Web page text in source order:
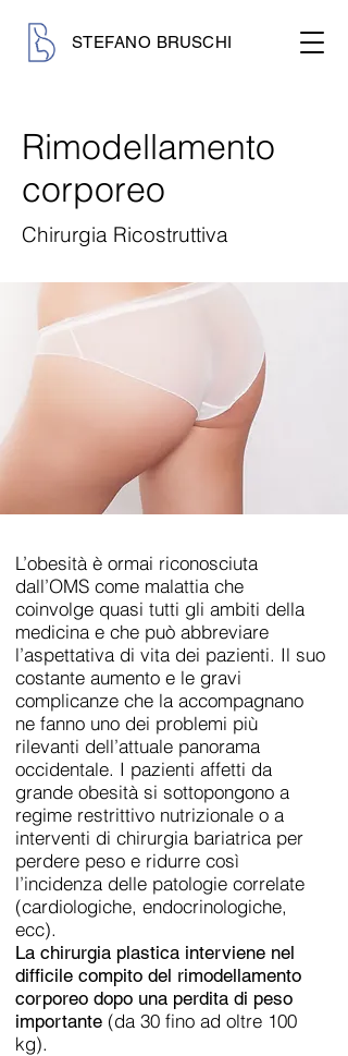
STEFANO BRUSCHI
Rimodellamento
corporeo
Chirurgia Ricostruttiva
L’obesità è ormai riconosciuta
dall’OMS come malattia che
coinvolge quasi tutti gli ambiti della
medicina e che può abbreviare
l’aspettativa di vita dei pazienti. Il suo
costante aumento e le gravi
complicanze che la accompagnano
ne fanno uno dei problemi più
rilevanti dell’attuale panorama
occidentale. I pazienti affetti da
grande obesità si sottopongono a
regime restrittivo nutrizionale o a
interventi di chirurgia bariatrica per
perdere peso e ridurre così
l’incidenza delle patologie correlate
(cardiologiche, endocrinologiche,
ecc).
La chirurgia plastica interviene nel
difficile compito del rimodellamento
corporeo dopo una perdita di peso
importante (da 30 fino ad oltre 100
kg).